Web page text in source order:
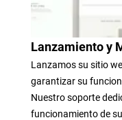
Lanzamiento y
Lanzamos su sitio
garantizar su
Nuestro soporte
funcionamiento de